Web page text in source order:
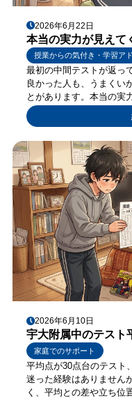
2026年6月22日
本当の実力が見えて
最初の中間テストが返っ
良かった人も、うまくい
とがあります。本当の実
授業からの気付き・学習ア
2026年6月10日
宇大附属中のテスト
平均点が30点台のテスト
迷った経験はありません
く、平均との差や立ち位
家庭でのサポート